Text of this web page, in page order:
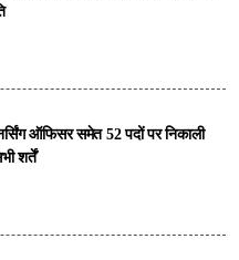
ऑफिसर समेत 52 पदों पर निकाली
शर्तें